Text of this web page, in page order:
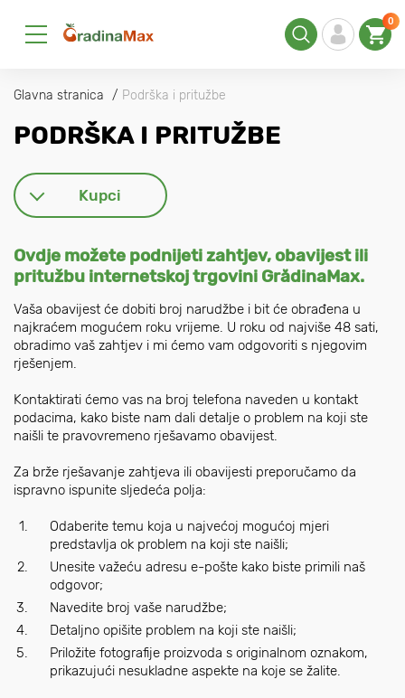
0
Glavna stranica Podrška i pritužbe
PODRŠKA I PRITUŽBE
Kupci
Ovdje možete podnijeti zahtjev, obavijest ili
pritužbu internetskoj trgovini GrădinaMax.
Vaša obavijest će dobiti broj narudžbe i bit će obrađena u
najkraćem mogućem roku vrijeme. U roku od najviše 48 sati,
obradimo vaš zahtjev i mi ćemo vam odgovoriti s njegovim
rješenjem.
Kontaktirati ćemo vas na broj telefona naveden u kontakt
podacima, kako biste nam dali detalje o problem na koji ste
naišli te pravovremeno rješavamo obavijest.
Za brže rješavanje zahtjeva ili obavijesti preporučamo da
ispravno ispunite sljedeća polja:
Odaberite temu koja u najvećoj mogućoj mjeri
predstavlja ok problem na koji ste naišli;
Unesite važeću adresu e-pošte kako biste primili naš
odgovor;
Navedite broj vaše narudžbe;
Detaljno opišite problem na koji ste naišli;
Priložite fotografije proizvoda s originalnom oznakom,
prikazujući nesukladne aspekte na koje se žalite.